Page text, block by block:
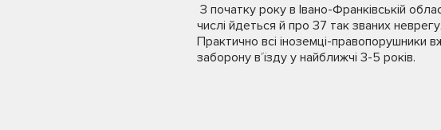
З початку року в Івано-Франківській
числі йдеться й про 37 так званих
Практично всі іноземці-правопорушники
заборону в’їзду у найближчі 3-5 років.